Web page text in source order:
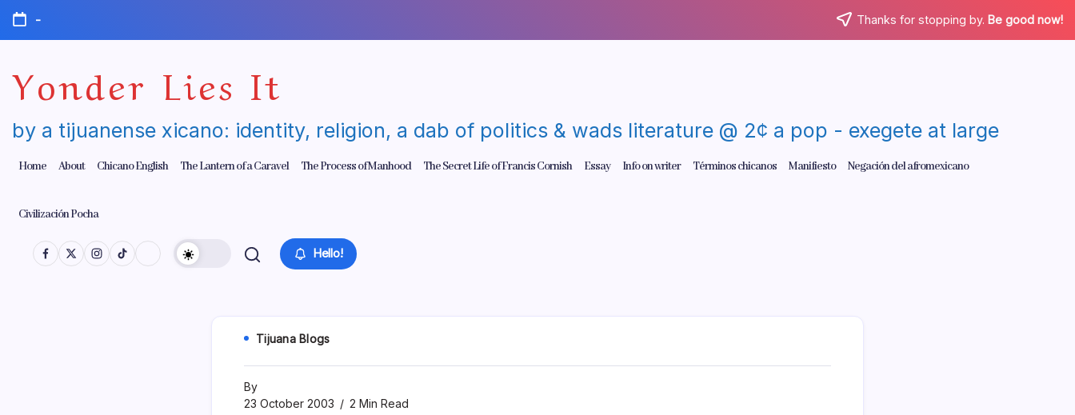
Skip
content
- Thanks for stopping by. Be good now!
Yonder Lies It
by a tijuanense xicano: identity, religion, a dab of politics & wads literature @ 2¢ a pop - exegete at large
Home About Chicano English The Lantern of a Caravel The Process of Manhood The Secret Life of Francis Cornish Essay Info on writer Términos chicanos Manifiesto Negación del afromexicano
Civilización Pocha
Hello!
Tijuana Blogs
By
23 October 2003
2 Min Read